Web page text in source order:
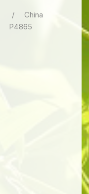
China
P4865